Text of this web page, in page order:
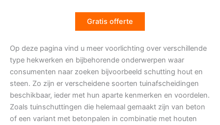
Gratis offerte
Op deze pagina vind u meer voorlichting over verschillende
type hekwerken en bijbehorende onderwerpen waar
consumenten naar zoeken bijvoorbeeld schutting hout en
steen. Zo zijn er verscheidene soorten tuinafscheidingen
beschikbaar, ieder met hun aparte kenmerken en voordelen.
Zoals tuinschuttingen die helemaal gemaakt zijn van beton
of een variant met betonpalen in combinatie met houten